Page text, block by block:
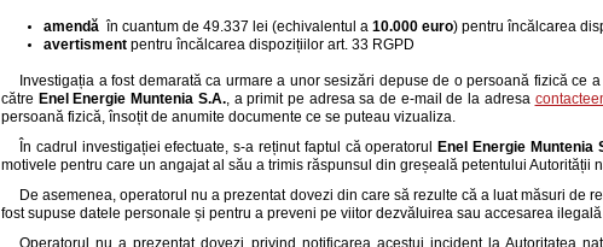
amendă în cuantum de 49.337 lei (echivalentul a 10.000 euro) pentru încălcarea
avertisment pentru încălcarea dispozițiilor art. 33 RGPD
Investigația a fost demarată ca urmare a unor sesizări depuse de o persoană fizică ce
către Enel Energie Muntenia S.A., a primit pe adresa sa de e-mail de la adresa
persoană fizică, însoțit de anumite documente ce se puteau vizualiza.
În cadrul investigației efectuate, s-a reținut faptul că operatorulEnel Energie Muntenia
motivele pentru care un angajat al său a trimis răspunsul din greșeală petentului Autorității
De asemenea, operatorul nu a prezentat dovezi din care să rezulte că a luat măsuri de
fost supuse datele personale și pentru a preveni pe viitor dezvăluirea sau accesarea
Operatorul nu a prezentat dovezi privind notificarea acestui incident la Autoritatea